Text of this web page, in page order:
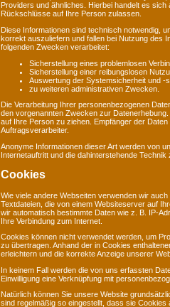
Providers und ähnliches. Hierbei handelt es
Rückschlüsse auf Ihre Person zulassen.
Diese Informationen sind technisch notwendig,
korrekt auszuliefern und fallen bei Nutzung des
folgenden Zwecken verarbeitet:
Sicherstellung eines problemlosen
Sicherstellung einer reibungslosen
Auswertung der Systemsicherheit und -
zu weiteren administrativen Zwecken.
Die Verarbeitung Ihrer personenbezogenen
den vorgenannten Zwecken zur
auf Ihre Person zu ziehen. Empfänger der
Auftragsverarbeiter.
Anonyme Informationen dieser Art werden von
Internetauftritt und die dahinterstehende Technik
Cookies
Wie viele andere Webseiten verwenden wir
Textdateien, die von einem Websiteserver auf
wir automatisch bestimmte Daten wie z. B. IP-
Ihre Verbindung zum Internet.
Cookies können nicht verwendet werden, um
zu übertragen. Anhand der in Cookies
erleichtern und die korrekte Anzeige unserer
In keinem Fall werden die von uns erfassten
Einwilligung eine Verknüpfung mit
Natürlich können Sie unsere Website
sind regelmäßig so eingestellt, dass sie Cookies